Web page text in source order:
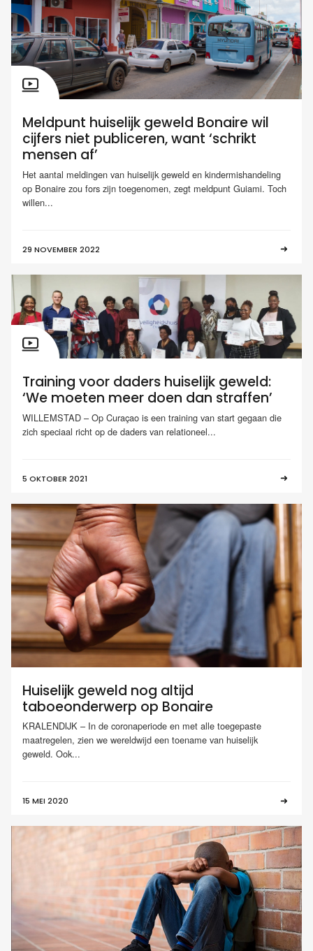
Meldpunt huiselijk geweld Bonaire wil
cijfers niet publiceren, want ‘schrikt
mensen af’
Het aantal meldingen van huiselijk geweld en kindermishandeling
op Bonaire zou fors zijn toegenomen, zegt meldpunt Guiami. Toch
willen...
29 NOVEMBER 2022
Training voor daders huiselijk geweld:
‘We moeten meer doen dan straffen’
WILLEMSTAD – Op Curaçao is een training van start gegaan die
zich speciaal richt op de daders van relationeel...
5 OKTOBER 2021
Huiselijk geweld nog altijd
taboeonderwerp op Bonaire
KRALENDIJK – In de coronaperiode en met alle toegepaste
maatregelen, zien we wereldwijd een toename van huiselijk
geweld. Ook...
15 MEI 2020